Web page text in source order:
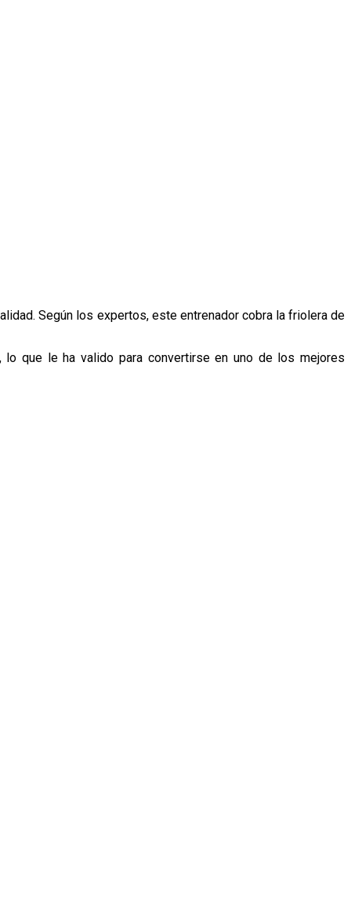
Según los expertos, este entrenador cobra la friolera de
que le ha valido para convertirse en uno de los mejores